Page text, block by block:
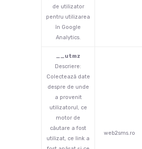
de utilizator
pentru utilizarea
în Google
Analytics.
__utmz
Descriere:
Colectează date
despre de unde
a provenit
utilizatorul, ce
motor de
căutare a fost
utilizat, ce link a
web2sms.ro